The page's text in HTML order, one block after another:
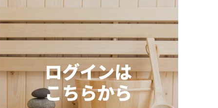
ログインは
こちらから